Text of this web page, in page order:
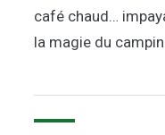
café chaud…
la magie du